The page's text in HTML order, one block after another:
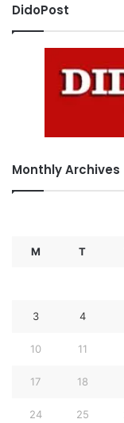
DidoPost
Monthly Archives
M T
3 4
10 11
17 18
24 25